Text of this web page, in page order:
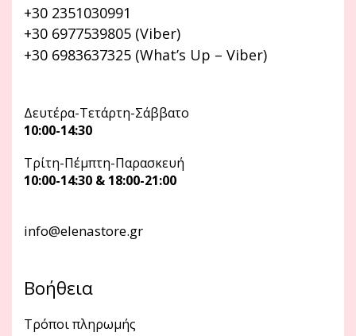
+30 2351030991
+30 6977539805 (Viber)
+30 6983637325 (What’s Up – Viber)
Δευτέρα-Τετάρτη-Σάββατο
10:00-14:30
Τρίτη-Πέμπτη-Παρασκευή
10:00-14:30 & 18:00-21:00
info@elenastore.gr
Βοήθεια
Τρόποι πληρωμής